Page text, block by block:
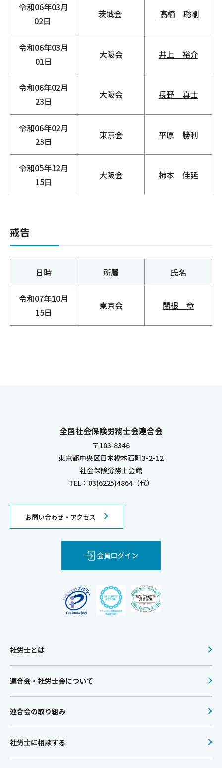
令和06年03月
02日
茨城会 髙栖 聡剛
令和06年03月
01日
大阪会 井上 裕介
令和06年02月
23日
大阪会 長野 真士
令和06年02月
23日
東京会 平原 勝利
令和05年12月
15日
大阪会 柿本 佳延
戒告
日時 所属 氏名
令和07年10月
15日
東京会 關根 章
全国社会保険労務士会連合会
〒103-8346
東京都中央区日本橋本石町3-2-12
社会保険労務士会館
TEL：03(6225)4864（代）
お問い合わせ・アクセス
会員ログイン
社労士とは
連合会・社労士会について
連合会の取り組み
社労士に相談する